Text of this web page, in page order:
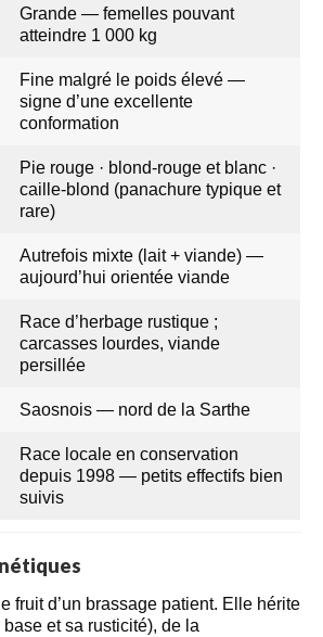
Grande — femelles pouvant
atteindre 1 000 kg
Fine malgré le poids élevé —
signe d’une excellente
conformation
Pie rouge · blond-rouge et blanc ·
caille-blond (panachure typique et
rare)
Autrefois mixte (lait + viande) —
aujourd’hui orientée viande
Race d’herbage rustique ;
carcasses lourdes, viande
persillée
Saosnois — nord de la Sarthe
Race locale en conservation
depuis 1998 — petits effectifs bien
suivis
fruit d’un brassage patient. Elle hérite
et sa rusticité), de la